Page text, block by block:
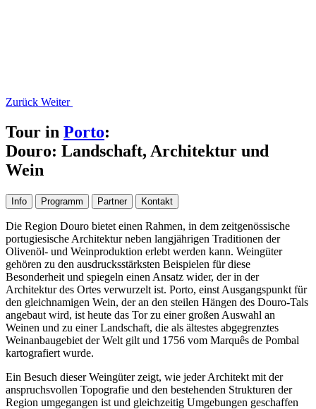
Zurück Weiter
Tour in Porto:
Douro: Landschaft, Architektur und
Wein
Info Programm Partner Kontakt
Die Region Douro bietet einen Rahmen, in dem zeitgenössische
portugiesische Architektur neben langjährigen Traditionen der
Olivenöl- und Weinproduktion erlebt werden kann. Weingüter
gehören zu den ausdrucksstärksten Beispielen für diese
Besonderheit und spiegeln einen Ansatz wider, der in der
Architektur des Ortes verwurzelt ist. Porto, einst Ausgangspunkt für
den gleichnamigen Wein, der an den steilen Hängen des Douro-Tals
angebaut wird, ist heute das Tor zu einer großen Auswahl an
Weinen und zu einer Landschaft, die als ältestes abgegrenztes
Weinanbaugebiet der Welt gilt und 1756 vom Marquês de Pombal
kartografiert wurde.
Ein Besuch dieser Weingüter zeigt, wie jeder Architekt mit der
anspruchsvollen Topografie und den bestehenden Strukturen der
Region umgegangen ist und gleichzeitig Umgebungen geschaffen